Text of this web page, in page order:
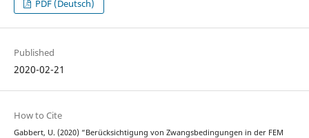
PDF (Deutsch)
Published
2020-02-21
How to Cite
Gabbert, U. (2020) “Berücksichtigung von Zwangsbedingungen in der FEM